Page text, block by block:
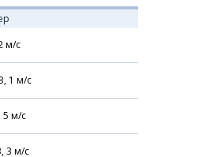
м/с
1 м/с
5 м/с
3 м/с